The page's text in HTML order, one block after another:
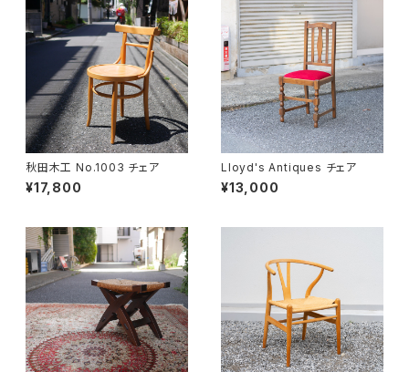
秋田木工 No.1003 チェア
¥17,800
Lloyd's Antiques チェア
¥13,000